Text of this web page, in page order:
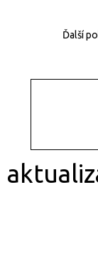
Ďalší